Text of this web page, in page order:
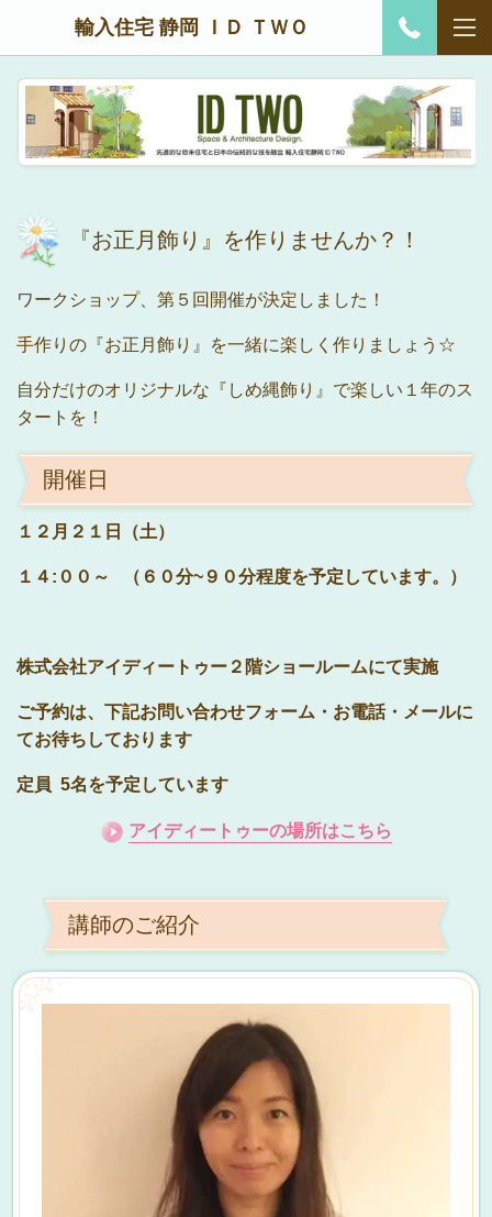
輸入住宅 静岡 ＩＤ ＴＷＯ
『お正月飾り』を作りませんか？！
ワークショップ、第５回開催が決定しました！
手作りの『お正月飾り』を一緒に楽しく作りましょう☆
自分だけのオリジナルな『しめ縄飾り』で楽しい１年のス
タートを！
開催日
１２月２１日（土）
１４:００～ （６０分~９０分程度を予定しています。）
株式会社アイディートゥー２階ショールームにて実施
ご予約は、下記お問い合わせフォーム・お電話・メールに
てお待ちしております
定員 5名を予定しています
アイディートゥーの場所はこちら
講師のご紹介